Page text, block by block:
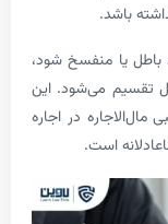
شود،
این
اجاره